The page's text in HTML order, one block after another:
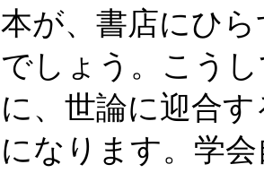
が、書店にひ
しょう。こう
、世論に迎合
なります。学